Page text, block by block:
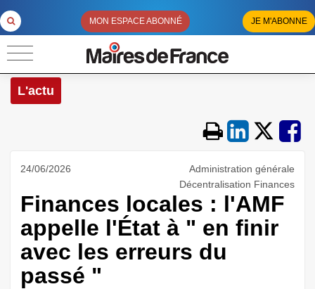
MON ESPACE ABONNÉ JE M'ABONNE
L'actu
24/06/2026
Administration générale
Décentralisation Finances
Finances locales : l'AMF
appelle l'État à " en finir
avec les erreurs du
passé "